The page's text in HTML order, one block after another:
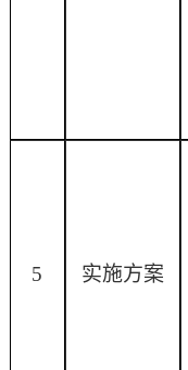
5 实施方案